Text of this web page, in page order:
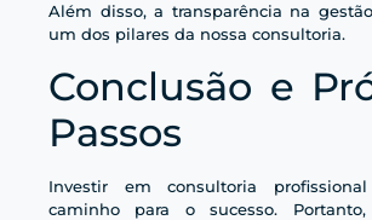
Além disso, a transparência na
um dos pilares da nossa consultoria.
Conclusão e
Passos
Investir em consultoria
caminho para o sucesso.